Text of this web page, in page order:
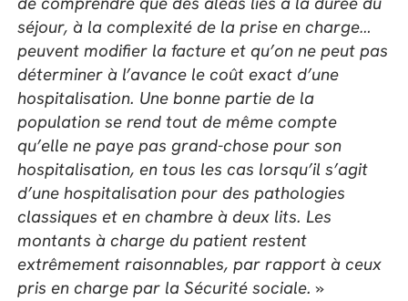
séjour, à la complexité de la prise en charge…
peuvent modifier la facture et qu’on ne peut pas
déterminer à l’avance le coût exact d’une
hospitalisation. Une bonne partie de la
population se rend tout de même compte
qu’elle ne paye pas grand-chose pourson
hospitalisation, en tous les cas lorsqu’il s’agit
d’une hospitalisationpour des pathologies
classiques et en chambre à deux lits. Les
montants à charge du patient restent
extrêmement raisonnables, par rapport à ceux
pris en charge par la Sécurité sociale. »